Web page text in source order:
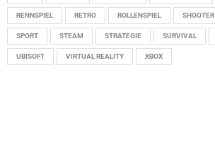
RENNSPIEL RETRO ROLLENSPIEL SHOOTER
SPORT STEAM STRATEGIE SURVIVAL
UBISOFT VIRTUAL REALITY XBOX